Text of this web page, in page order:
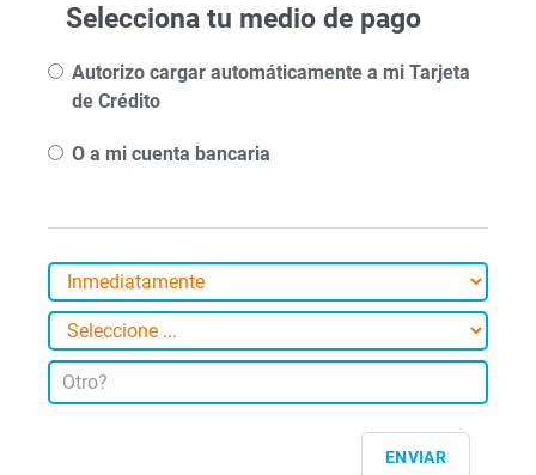
Selecciona tu medio de pago
Autorizo cargar automáticamente a mi Tarjeta
de Crédito
O a mi cuenta bancaria